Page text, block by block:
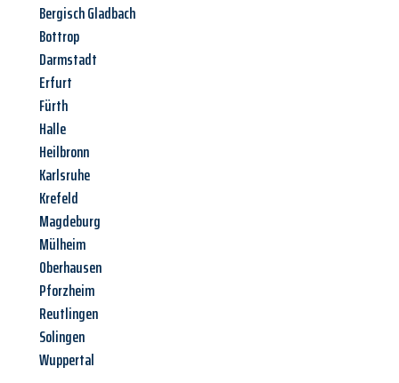
Bergisch Gladbach
Bottrop
Darmstadt
Erfurt
Fürth
Halle
Heilbronn
Karlsruhe
Krefeld
Magdeburg
Mülheim
Oberhausen
Pforzheim
Reutlingen
Solingen
Wuppertal